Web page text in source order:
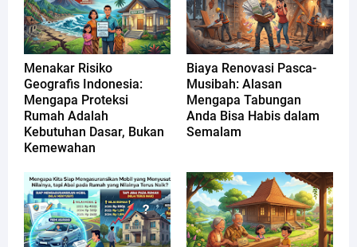
Menakar Risiko
Geografis Indonesia:
Mengapa Proteksi
Rumah Adalah
Kebutuhan Dasar, Bukan
Kemewahan
Biaya Renovasi Pasca-
Musibah: Alasan
Mengapa Tabungan
Anda Bisa Habis dalam
Semalam